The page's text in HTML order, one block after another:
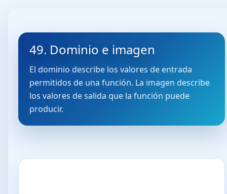
49. Dominio e imagen
El dominio describe los valores de entrada
permitidos de una función. La imagen describe
los valores de salida que la función puede
producir.